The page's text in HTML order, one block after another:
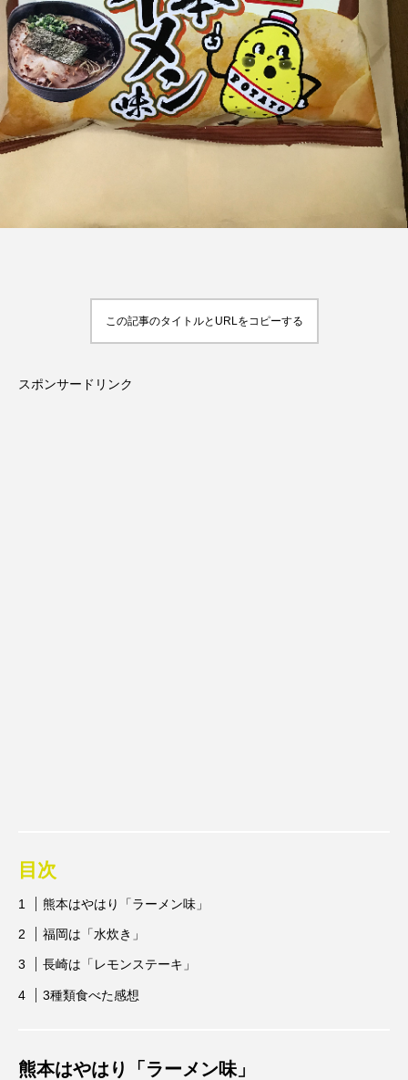
この記事のタイトルとURLをコピーする
スポンサードリンク
目次
熊本はやはり「ラーメン味」
福岡は「水炊き」
長崎は「レモンステーキ」
3種類食べた感想
熊本はやはり「ラーメン味」